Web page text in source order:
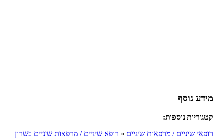
מידע נוסף
קטגוריות נוספות:
רופאי שיניים / מרפאות שיניים » רופא שיניים / מרפאות שיניים בשרון